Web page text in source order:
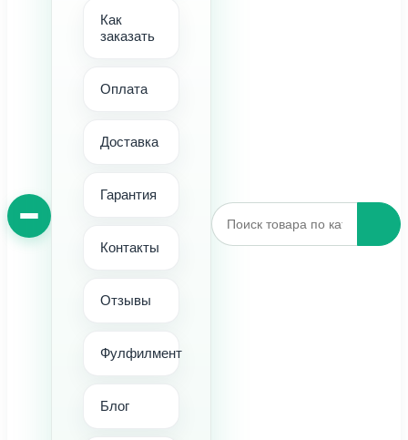
Как
заказать
Оплата
Доставка
Гарантия
Контакты
Отзывы
Фулфилмент
Блог